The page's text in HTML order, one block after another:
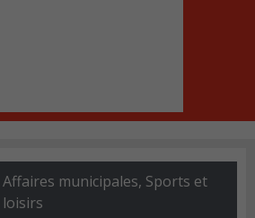
Affaires municipales, Sports et
loisirs